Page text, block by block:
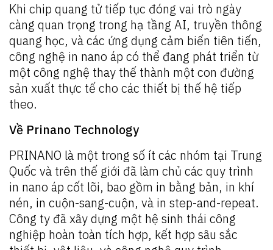
Khi chip quang tử tiếp tục đóng vai trò ngày
càng quan trọng trong hạ tầng AI, truyền thông
quang học, và các ứng dụng cảm biến tiên tiến,
công nghệ in nano áp có thể đang phát triển từ
một công nghệ thay thế thành một con đường
sản xuất thực tế cho các thiết bị thế hệ tiếp
theo.
Về Prinano Technology
PRINANO là một trong số ít các nhóm tại Trung
Quốc và trên thế giới đã làm chủ các quy trình
in nano áp cốt lõi, bao gồm in bằng bản, in khí
nén, in cuộn-sang-cuộn, và in step-and-repeat.
Công ty đã xây dựng một hệ sinh thái công
nghiệp hoàn toàn tích hợp, kết hợp sâu sắc